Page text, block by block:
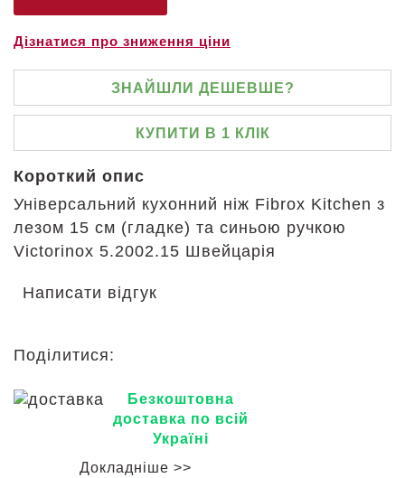
Дізнатися про зниження ціни
ЗНАЙШЛИ ДЕШЕВШЕ?
КУПИТИ В 1 КЛІК
Короткий опис
Універсальний кухонний ніж Fibrox Kitchen з
лезом 15 см (гладке) та синьою ручкою
Victorinox 5.2002.15 Швейцарія
Написати відгук
Поділитися:
Безкоштовна
доставка по всій
Україні
Докладніше >>